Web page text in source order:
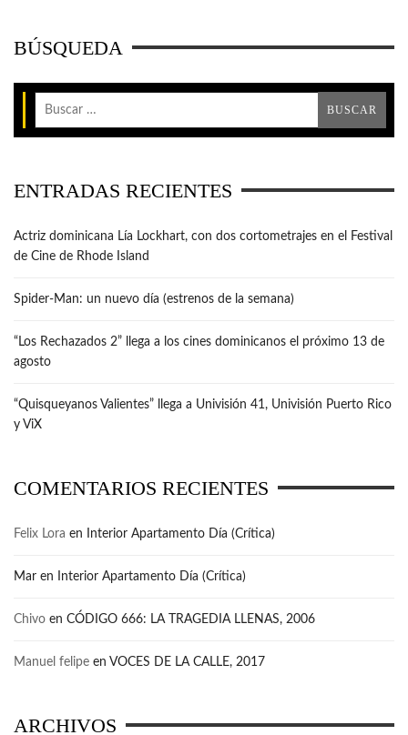
BÚSQUEDA
ENTRADAS RECIENTES
Actriz dominicana Lía Lockhart, con dos cortometrajes en el Festival
de Cine de Rhode Island
Spider-Man: un nuevo día (estrenos de la semana)
“Los Rechazados 2” llega a los cines dominicanos el próximo 13 de
agosto
“Quisqueyanos Valientes” llega a Univisión 41, Univisión Puerto Rico
y ViX
COMENTARIOS RECIENTES
Felix Lora en Interior Apartamento Día (Crítica)
Mar en Interior Apartamento Día (Crítica)
Chivo en CÓDIGO 666: LA TRAGEDIA LLENAS, 2006
Manuel felipe en VOCES DE LA CALLE, 2017
ARCHIVOS